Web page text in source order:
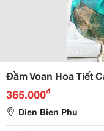
Đầm Voan Hoa Tiết
365.000₫
Dien Bien Phu